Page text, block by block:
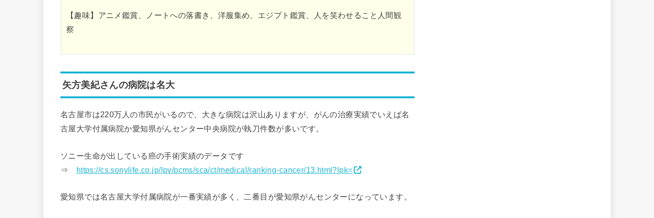
【趣味】アニメ鑑賞、ノートへの落書き、洋服集め、エジプト鑑賞、人を笑わせること人間観
察
矢方美紀さんの病院は名大
名古屋市は220万人の市民がいるので、大きな病院は沢山ありますが、がんの治療実績でいえば名
古屋大学付属病院か愛知県がんセンター中央病院が執刀件数が多いです。
ソニー生命が出している癌の手術実績のデータです
⇒ https://cs.sonylife.co.jp/lpv/pcms/sca/ct/medical/ranking-cancer/13.html?lpk=
愛知県では名古屋大学付属病院が一番実績が多く、二番目が愛知県がんセンターになっています。